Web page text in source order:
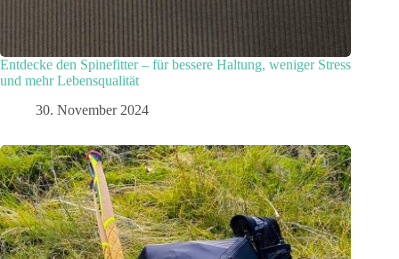
Entdecke den Spinefitter – für bessere Haltung, weniger Stress
und mehr Lebensqualität
30. November 2024